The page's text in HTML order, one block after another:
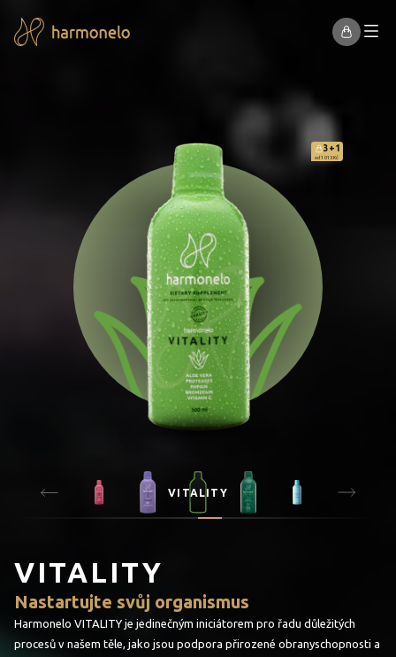
3+1
od 1 013 Kč
VITALITY
VITALITY
Nastartujte svůj organismus
Harmonelo VITALITY je jedinečným iniciátorem pro řadu důležitých
procesů v našem těle, jako jsou podpora přirozené obranyschopnosti a